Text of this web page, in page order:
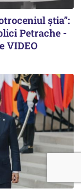
știa”:
Petrache -
VIDEO